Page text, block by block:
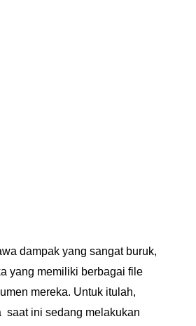
dampak yang sangat buruk,
yang memiliki berbagai file
mereka. Untuk itulah,
saat ini sedang melakukan